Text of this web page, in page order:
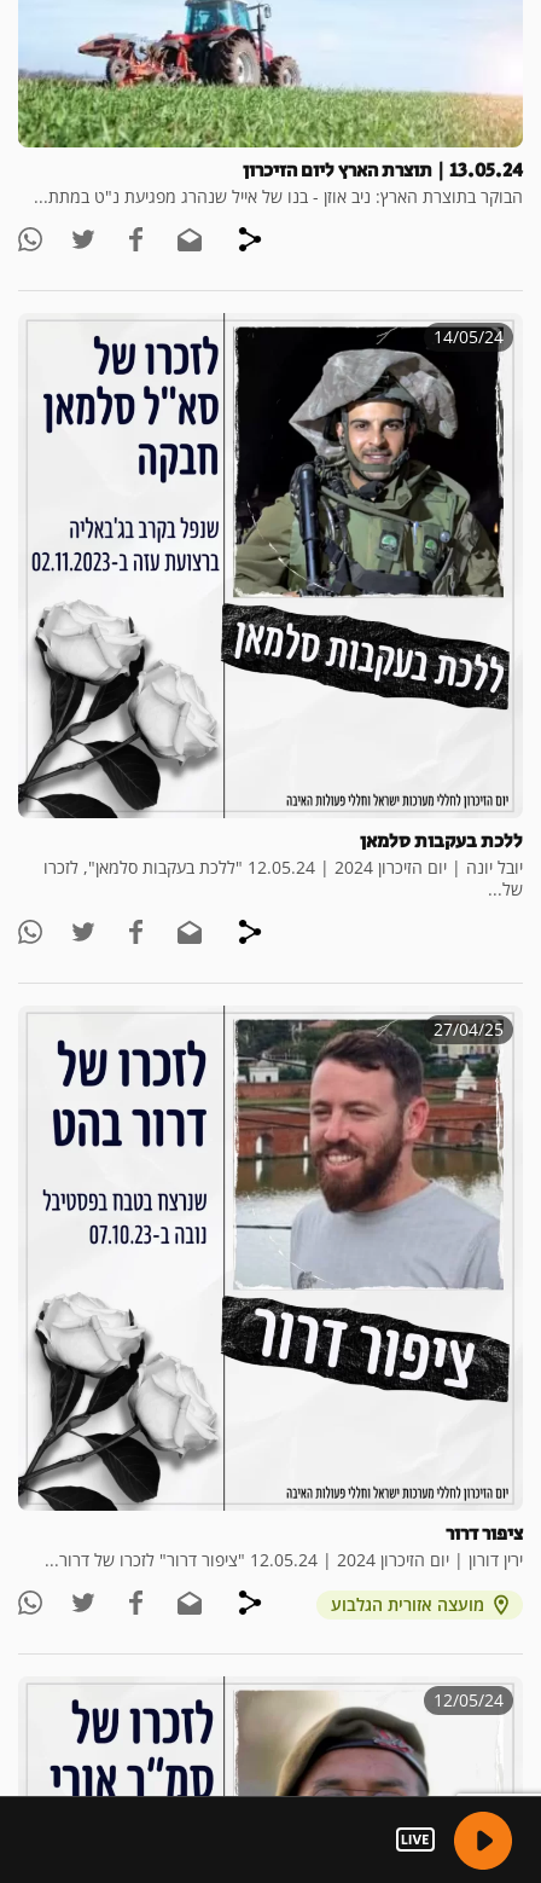
13.05.24 | תוצרת הארץ ליום הזיכרון
הבוקר בתוצרת הארץ: ניב אוזן - בנו של אייל שנהרג מפגיעת נ"ט במתת...
14/05/24
ללכת בעקבות סלמאן
יובל יונה | יום הזיכרון 2024 | 12.05.24 "ללכת בעקבות סלמאן", לזכרו
של...
27/04/25
ציפור דרור
ירין דורון | יום הזיכרון 2024 | 12.05.24 "ציפור דרור" לזכרו של דרור...
מועצה אזורית הגלבוע
12/05/24